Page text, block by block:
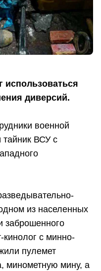
использоваться
диверсий.
военной
тайник ВСУ с
из населенных
заброшенного
кинолог с минно-
пулемет
минометную мину, а